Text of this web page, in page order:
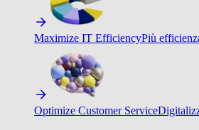
Maximize IT EfficiencyPiù
Optimize Customer Service